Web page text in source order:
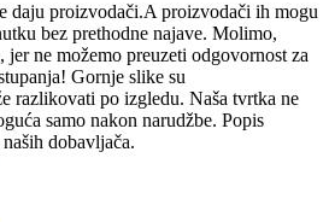
daju proizvodači.A proizvodači ih mogu
bez prethodne najave. Molimo,
jer ne možemo preuzeti odgovornost za
Gornje slike su
razlikovati po izgledu. Naša tvrtka ne
samo nakon narudžbe. Popis
dobavljača.